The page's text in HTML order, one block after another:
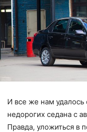
И все же нам удалось
недорогих седана с
Правда, уложиться в